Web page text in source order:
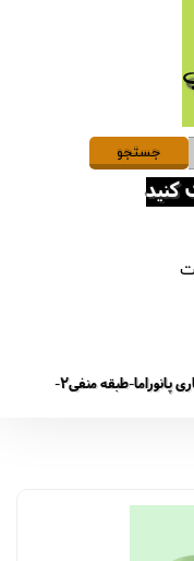
تهران- خیابان پیروزی-چهارراه کوکا کولا-مجتمع تجاری پانوراما-طبقه منفی2-
کنید
جستجو